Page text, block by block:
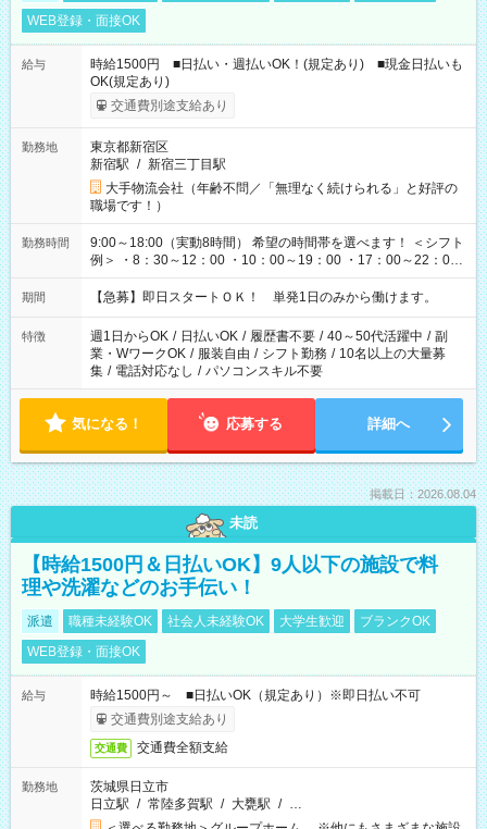
WEB登録・面接OK
給与
時給1500円 ■日払い・週払いOK！(規定あり) ■現金日払いも
OK(規定あり)
交通費別途支給あり
勤務地
東京都新宿区
新宿駅 / 新宿三丁目駅
大手物流会社（年齢不問／「無理なく続けられる」と好評の
職場です！）
勤務時間
9:00～18:00（実動8時間） 希望の時間帯を選べます！ ＜シフト
例＞ ・8：30～12：00 ・10：00～19：00 ・17：00～22：00
・13：00～22：00 ・22：00～翌6：00 など
期間 【急募】即日スタートＯＫ！ 単発1日のみから働けます。
特徴 週1日からOK / 日払いOK / 履歴書不要 / 40～50代活躍中 / 副
業・WワークOK / 服装自由 / シフト勤務 / 10名以上の大量募
集 / 電話対応なし / パソコンスキル不要
気になる！ 応募する 詳細へ
掲載日：2026.08.04
未読
【時給1500円＆日払いOK】9人以下の施設で料
理や洗濯などのお手伝い！
派遣 職種未経験OK 社会人未経験OK 大学生歓迎
ブランクOK
WEB登録・面接OK
給与
時給1500円～ ■日払いOK（規定あり）※即日払い不可
交通費別途支給あり
交通費 交通費全額支給
勤務地
茨城県日立市
日立駅 / 常陸多賀駅 / 大甕駅 / …